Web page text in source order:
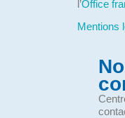
l’Office
Mentions